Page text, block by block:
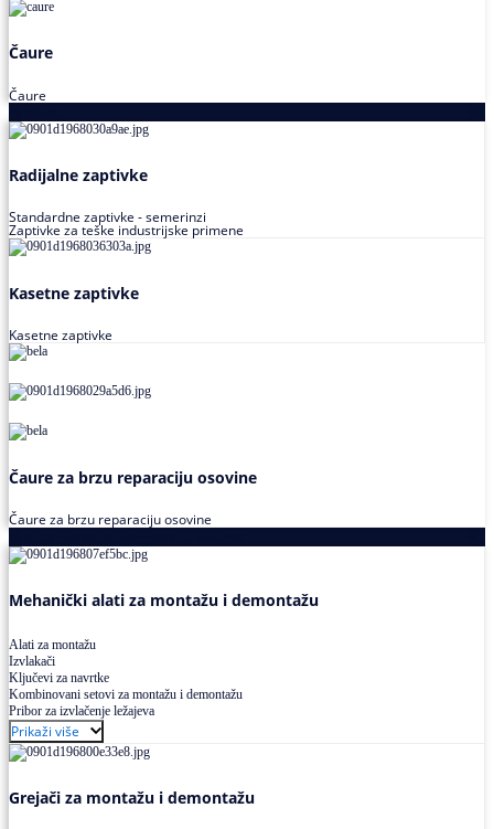
Čaure
Čaure
Radijalne zaptivke
Standardne zaptivke - semerinzi
Zaptivke za teške industrijske primene
Kasetne zaptivke
Kasetne zaptivke
Čaure za brzu reparaciju osovine
Čaure za brzu reparaciju osovine
Mehanički alati za montažu i demontažu
Alati za montažu
Izvlakači
Ključevi za navrtke
Kombinovani setovi za montažu i demontažu
Pribor za izvlačenje ležajeva
Prikaži više
Grejači za montažu i demontažu